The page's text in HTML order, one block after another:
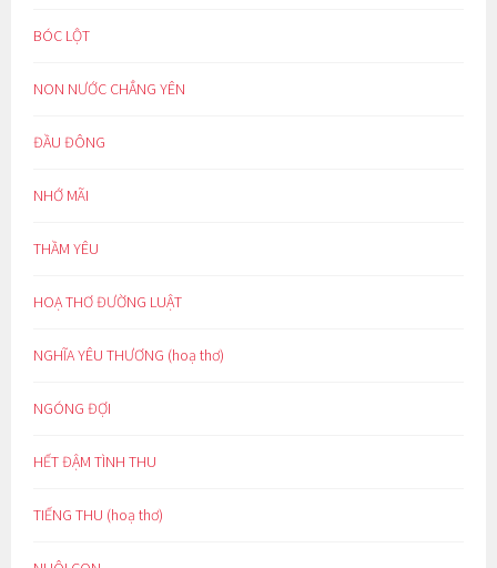
BÓC LỘT
NON NƯỚC CHẲNG YÊN
ĐẦU ĐÔNG
NHỚ MÃI
THẦM YÊU
HOẠ THƠ ĐƯỜNG LUẬT
NGHĨA YÊU THƯƠNG (hoạ thơ)
NGÓNG ĐỢI
HẾT ĐẬM TÌNH THU
TIẾNG THU (hoạ thơ)